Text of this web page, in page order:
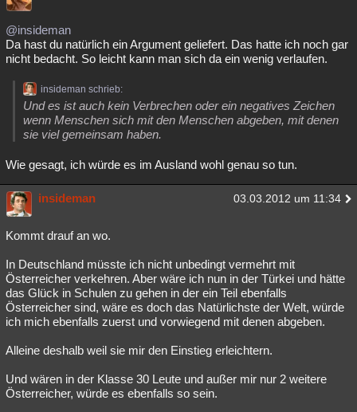
@insideman
Da hast du natürlich ein Argument geliefert. Das hatte ich noch gar
nicht bedacht. So leicht kann man sich da ein wenig verlaufen.
insideman schrieb:
Und es ist auch kein Verbrechen oder ein negatives Zeichen
wenn Menschen sich mit den Menschen abgeben, mit denen
sie viel gemeinsam haben.
Wie gesagt, ich würde es im Ausland wohl genau so tun.
insideman 03.03.2012 um 11:34
Kommt drauf an wo.
In Deutschland müsste ich nicht unbedingt vermehrt mit
Österreicher verkehren. Aber wäre ich nun in der Türkei und hätte
das Glück in Schulen zu gehen in der ein Teil ebenfalls
Österreicher sind, wäre es doch das Natürlichste der Welt, würde
ich mich ebenfalls zuerst und vorwiegend mit denen abgeben.
Alleine deshalb weil sie mir den Einstieg erleichtern.
Und wären in der Klasse 30 Leute und außer mir nur 2 weitere
Österreicher, würde es ebenfalls so sein.